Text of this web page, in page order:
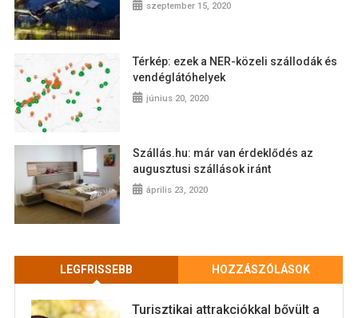
szeptember 15, 2020
Térkép: ezek a NER-közeli szállodák és
vendéglátóhelyek
június 20, 2020
Szállás.hu: már van érdeklődés az
augusztusi szállások iránt
április 23, 2020
LEGFRISSEBB HOZZÁSZÓLÁSOK
Turisztikai attrakciókkal bővült a